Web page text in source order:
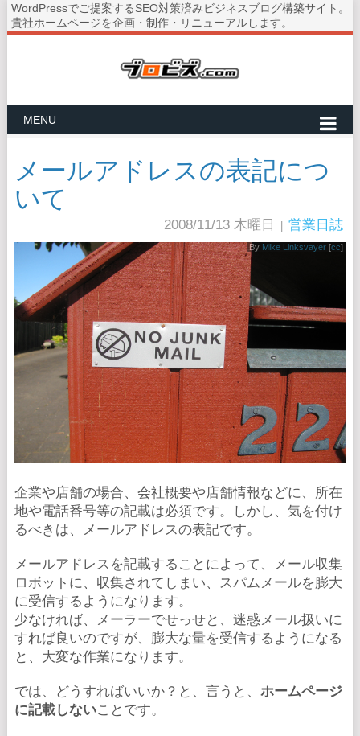
WordPressでご提案するSEO対策済みビジネスブログ構築サイト。
貴社ホームページを企画・制作・リニューアルします。
MENU
メールアドレスの表記につ
いて
2008/11/13 木曜日 営業日誌
By Mike Linksvayer [cc]
企業や店舗の場合、会社概要や店舗情報などに、所在
地や電話番号等の記載は必須です。しかし、気を付け
るべきは、メールアドレスの表記です。
メールアドレスを記載することによって、メール収集
ロボットに、収集されてしまい、スパムメールを膨大
に受信するようになります。
少なければ、メーラーでせっせと、迷惑メール扱いに
すれば良いのですが、膨大な量を受信するようになる
と、大変な作業になります。
では、どうすればいいか？と、言うと、 ホームページ
に記載しないことです。